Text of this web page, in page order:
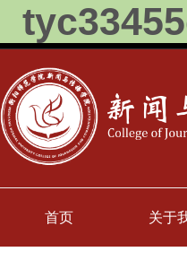
首页 关于